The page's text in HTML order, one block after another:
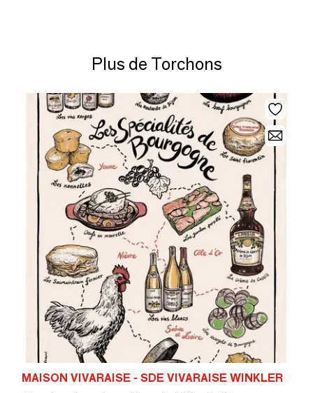
Plus de Torchons
MAISON VIVARAISE - SDE VIVARAISE WINKLER